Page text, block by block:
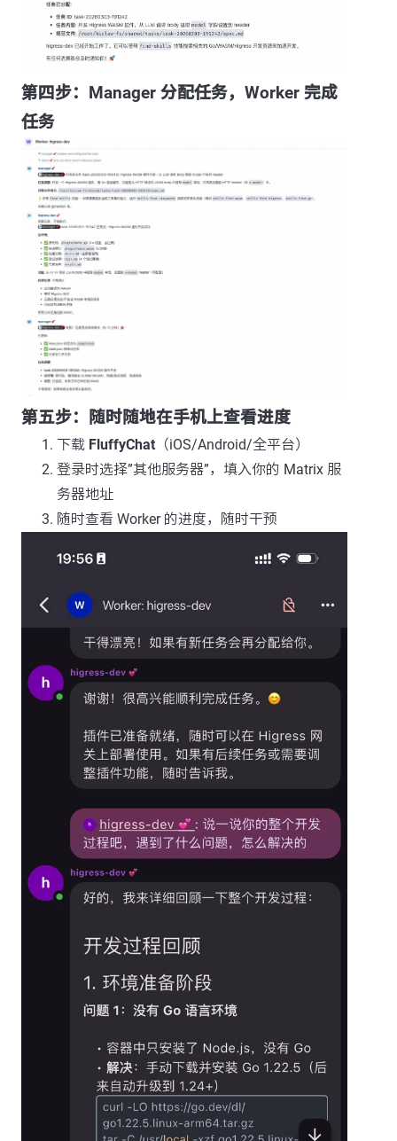
第四步：Manager 分配任务，Worker 完成
任务
第五步：随时随地在手机上查看进度
下载 FluffyChat （iOS/Android/全平台）
登录时选择”其他服务器”，填入你的 Matrix 服
务器地址
随时查看 Worker 的进度，随时干预